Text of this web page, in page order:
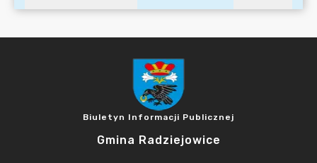
Biuletyn Informacji Publicznej
Gmina Radziejowice